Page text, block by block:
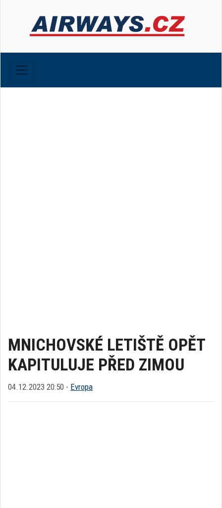
MNICHOVSKÉ LETIŠTĚ OPĚT
KAPITULUJE PŘED ZIMOU
04.12.2023 20:50 - Evropa